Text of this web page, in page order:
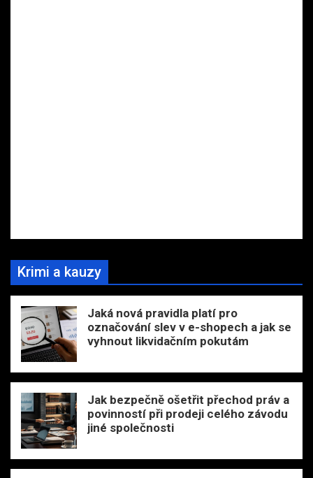
Krimi a kauzy
Jaká nová pravidla platí pro
označování slev v e-shopech a jak se
vyhnout likvidačním pokutám
Jak bezpečně ošetřit přechod práv a
povinností při prodeji celého závodu
jiné společnosti